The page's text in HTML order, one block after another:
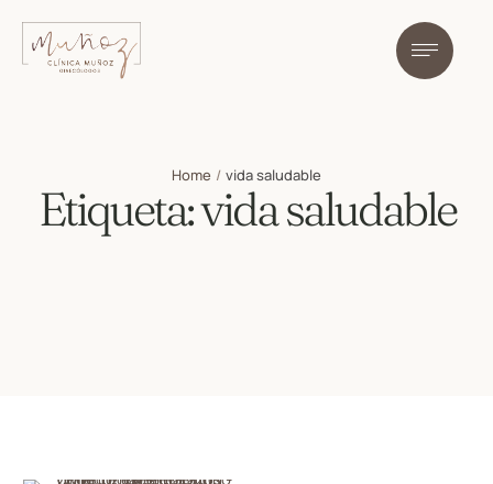
Home / vida saludable
Etiqueta:vida saludable